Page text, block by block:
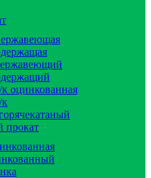
оцинкованная
к
прокат